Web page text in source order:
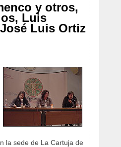
y otros,
Luis
Luis Ortiz
la sede de La Cartuja de